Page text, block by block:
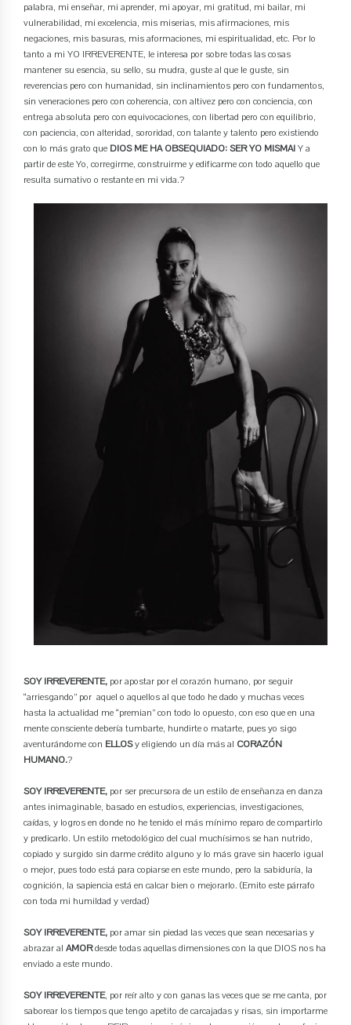
palabra, mi enseñar, mi aprender, mi apoyar, mi gratitud, mi bailar, mi
vulnerabilidad, mi excelencia, mis miserias, mis afirmaciones, mis
negaciones, mis basuras, mis aformaciones, mi espiritualidad, etc. Por lo
tanto a mi YO IRREVERENTE, le interesa por sobre todas las cosas
mantener su esencia, su sello, su mudra, guste al que le guste, sin
reverencias pero con humanidad, sin inclinamientos pero con fundamentos,
sin veneraciones pero con coherencia, con altivez pero con conciencia, con
entrega absoluta pero con equivocaciones, con libertad pero con equilibrio,
con paciencia, con alteridad, sororidad, con talante y talento pero existiendo
con lo más grato que DIOS ME HA OBSEQUIADO: SER YO MISMA!Y a
partir de este Yo, corregirme, construirme y edificarme con todo aquello que
resulta sumativo o restante en mi vida.?
SOY IRREVERENTE, por apostar por el corazón humano, por seguir
“arriesgando” por aquel o aquellos al que todo he dado y muchas veces
hasta la actualidad me “premian” con todo lo opuesto, con eso que en una
mente consciente debería tumbarte, hundirte o matarte, pues yo sigo
aventurándome con ELLOSy eligiendo un día más al CORAZÓN
HUMANO.?
SOY IRREVERENTE, por ser precursora de un estilo de enseñanza en danza
antes inimaginable, basado en estudios, experiencias, investigaciones,
caídas, y logros en donde no he tenido el más mínimo reparo de compartirlo
y predicarlo. Un estilo metodológico del cual muchísimos se han nutrido,
copiado y surgido sin darme crédito alguno y lo más grave sin hacerlo igual
o mejor, pues todo está para copiarse en este mundo, pero la sabiduría, la
cognición, la sapiencia está en calcar bien o mejorarlo. (Emito este párrafo
con toda mi humildad y verdad)
SOY IRREVERENTE, por amar sin piedad las veces que sean necesarias y
abrazar al AMORdesde todas aquellas dimensiones con la que DIOS nos ha
enviado a este mundo.
SOY IRREVERENTE, por reír alto y con ganas las veces que se me canta, por
saborear los tiempos que tengo apetito de carcajadas y risas, sin importarme